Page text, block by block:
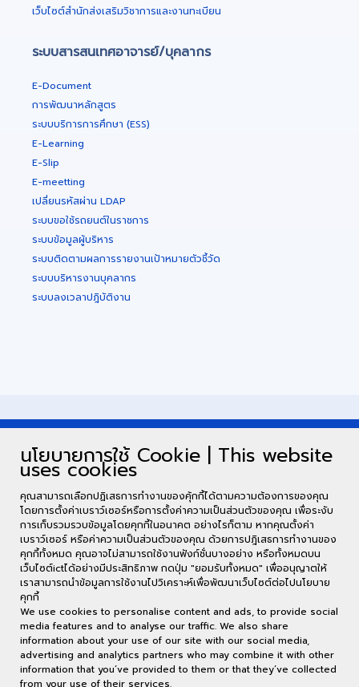
เว็บไซต์สำนักส่งเสริมวิชาการและงานทะเบียน
ระบบสารสนเทศอาจารย์/บุคลากร
E-Document
การพัฒนาหลักสูตร
ระบบบริการการศึกษา (ESS)
E-Learning
E-Slip
E-meetting
เปลี่ยนรหัสผ่าน LDAP
ระบบขอใช้รถยนต์ในราชการ
ระบบข้อมูลผู้บริหาร
ระบบติดตามผลการรายงานเป้าหมายตัวชี้วัด
ระบบบริหารงานบุคลากร
ระบบลงเวลาปฎิบัติงาน
อาคารศูนย์คอมพิวเตอร์ ชั้น 2 62/1 ต.กาฬสินธุ์ อ.เมือง จ.กาฬสินธุ์ 46000
(พื้นที่ในเมือง) : 043-811128 ต่อ 7130 (พื้นที่นามน) : 043-602052
ict@ksu.ac.th
นโยบายการใช้ Cookie | This website
uses cookies
คุณสามารถเลือกปฏิเสธการทำงานของคุ้กกี้ได้ตามความต้องการของคุณ
โดยการตั้งค่าเบราว์เซอร์หรือการตั้งค่าความเป็นส่วนตัวของคุณ เพื่อระงับ
การเก็บรวมรวบข้อมูลโดยคุกกี้ในอนาคต อย่างไรก็ตาม หากคุณตั้งค่า
เบราว์เซอร์ หรือค่าความเป็นส่วนตัวของคุณ ด้วยการปฎิเสธการทำงานของ
คุกกี้ทั้งหมด คุณอาจไม่สามารถใช้งานฟังก์ชั่นบางอย่าง หรือทั้งหมดบน
เว็บไซต์ictได้อย่างมีประสิทธิภาพ กดปุ่ม "ยอมรับทั้งหมด" เพื่ออนุญาตให้
เราสามารถนำข้อมูลการใช้งานไปวิเคราะห์เพื่อพัฒนาเว็บไซต์ต่อไปนโยบาย
คุกกี้
We use cookies to personalise content and ads, to provide social
media features and to analyse our traffic. We also share
information about your use of our site with our social media,
advertising and analytics partners who may combine it with other
information that you’ve provided to them or that they’ve collected
from your use of their services.